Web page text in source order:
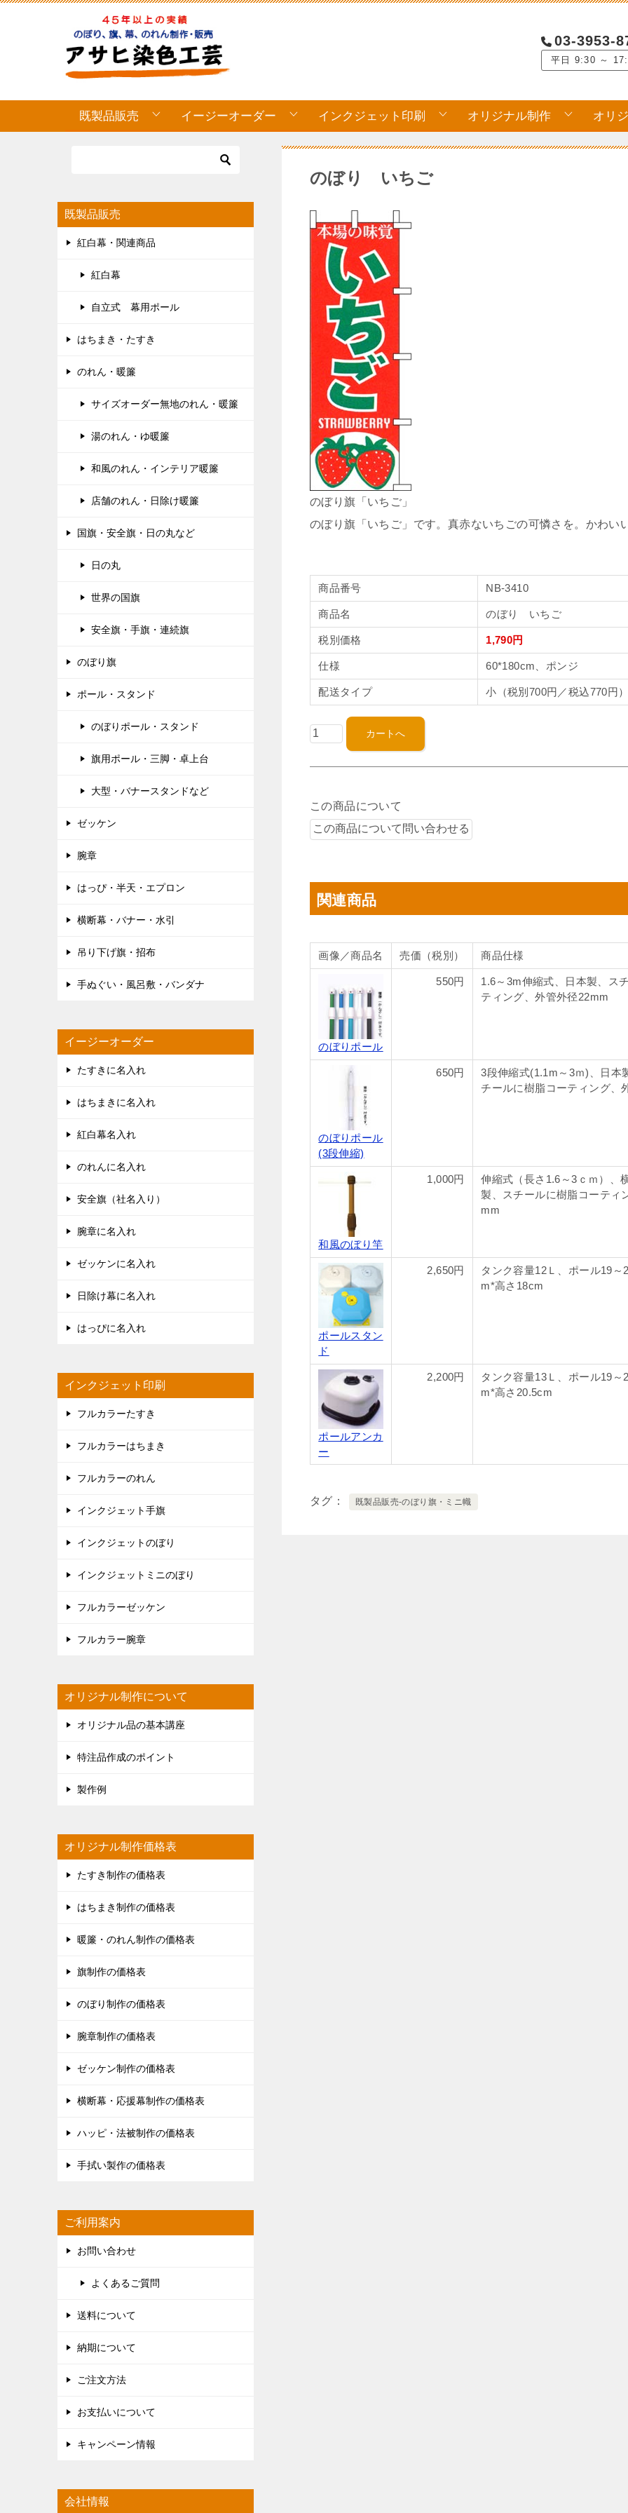
03-3953-
平日 9:30 ～
既製品販売 イージーオーダー インクジェット印刷 オリジナル制作 オリ
のぼり いちご
のぼり旗「いちご」
のぼり旗「いちご」です。真赤ないちごの可憐さを。かわい
商品番号 NB-3410
商品名 のぼり いちご
税別価格 1,790円
仕様 60*180cm、ポンジ
配送タイプ 小（税別700円／税込770円
この商品について
関連商品
画像／商品名 売価（税別） 商品仕様
のぼりポール
550円
1.6～3m伸縮式、日本製、ス
ティング、外管外径22mm
のぼりポール
(3段伸縮)
650円
3段伸縮式(1.1m～3ｍ)、日本
チールに樹脂コーティング、
和風のぼり竿
1,000円
伸縮式（長さ1.6～3ｃｍ）、
製、スチールに樹脂コーティ
mm
ポールスタン
ド
2,650円
タンク容量12Ｌ、ポール19
m*高さ18cm
ポールアンカ
ー
2,200円
タンク容量13Ｌ、ポール19
m*高さ20.5cm
タグ 既製品販売-のぼり旗・ミニ幟
既製品販売
紅白幕・関連商品
紅白幕
自立式 幕用ポール
はちまき・たすき
のれん・暖簾
サイズオーダー無地のれん・暖簾
湯のれん・ゆ暖簾
和風のれん・インテリア暖簾
店舗のれん・日除け暖簾
国旗・安全旗・日の丸など
日の丸
世界の国旗
安全旗・手旗・連続旗
のぼり旗
ポール・スタンド
のぼりポール・スタンド
旗用ポール・三脚・卓上台
大型・バナースタンドなど
ゼッケン
腕章
はっぴ・半天・エプロン
横断幕・バナー・水引
吊り下げ旗・招布
手ぬぐい・風呂敷・バンダナ
イージーオーダー
たすきに名入れ
はちまきに名入れ
紅白幕名入れ
のれんに名入れ
安全旗（社名入り）
腕章に名入れ
ゼッケンに名入れ
日除け幕に名入れ
はっぴに名入れ
インクジェット印刷
フルカラーたすき
フルカラーはちまき
フルカラーのれん
インクジェット手旗
インクジェットのぼり
インクジェットミニのぼり
フルカラーゼッケン
フルカラー腕章
オリジナル制作について
オリジナル品の基本講座
特注品作成のポイント
製作例
オリジナル制作価格表
たすき制作の価格表
はちまき制作の価格表
暖簾・のれん制作の価格表
旗制作の価格表
のぼり制作の価格表
腕章制作の価格表
ゼッケン制作の価格表
横断幕・応援幕制作の価格表
ハッピ・法被制作の価格表
手拭い製作の価格表
ご利用案内
お問い合わせ
よくあるご質問
送料について
納期について
ご注文方法
お支払いについて
キャンペーン情報
会社情報